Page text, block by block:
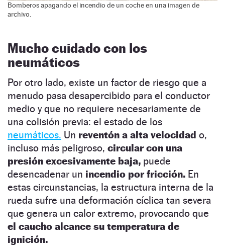
Bomberos apagando el incendio de un coche en una imagen de
archivo.
Mucho cuidado con los
neumáticos
Por otro lado, existe un factor de riesgo que a
menudo pasa desapercibido para el conductor
medio y que no requiere necesariamente de
una colisión previa: el estado de los
neumáticos. Un reventón a alta velocidad o,
incluso más peligroso, circular con una
presión excesivamente baja, puede
desencadenar un incendio por fricción. En
estas circunstancias, la estructura interna de la
rueda sufre una deformación cíclica tan severa
que genera un calor extremo, provocando que
el caucho alcance su temperatura de
ignición.